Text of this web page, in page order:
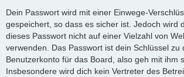
Dein Passwort wird mit einer Einwege-
gespeichert, so dass es sicher ist. Jedoch wird
dieses Passwort nicht auf einer Vielzahl von
verwenden. Das Passwort ist dein Schlüssel zu
Benutzerkonto für das Board, also geh mit ihm
Insbesondere wird dich kein Vertreter des